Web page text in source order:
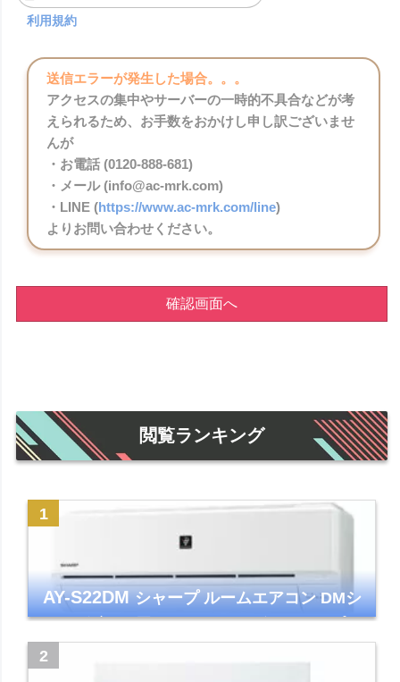
利用規約
送信エラーが発生した場合。。。
アクセスの集中やサーバーの一時的不具合などが考
えられるため、お手数をおかけし申し訳ございませ
んが
・お電話 (0120-888-681)
・メール (info@ac-mrk.com)
・LINE (https://www.ac-mrk.com/line)
よりお問い合わせください。
確認画面へ
閲覧ランキング
AY-S22DMシャープ ルームエアコン DMシ
リーズ 主に6畳 ホワイト 2024年モデル プラ